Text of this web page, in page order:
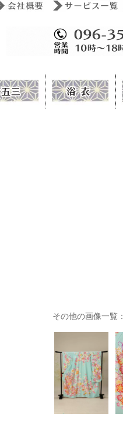
その他の画像一覧：